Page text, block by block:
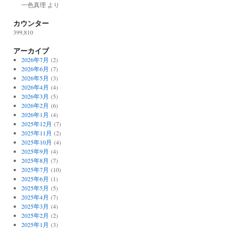
一色真理 より
カウンター
399,810
アーカイブ
2026年7月 (2)
2026年6月 (7)
2026年5月 (3)
2026年4月 (4)
2026年3月 (5)
2026年2月 (6)
2026年1月 (4)
2025年12月 (7)
2025年11月 (2)
2025年10月 (4)
2025年9月 (4)
2025年8月 (7)
2025年7月 (10)
2025年6月 (1)
2025年5月 (5)
2025年4月 (7)
2025年3月 (4)
2025年2月 (2)
2025年1月 (3)